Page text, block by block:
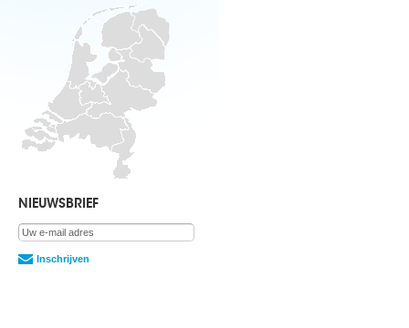
NIEUWSBRIEF
Inschrijven